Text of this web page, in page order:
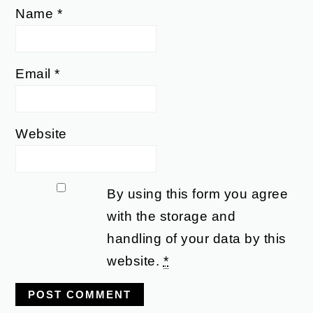
Name *
Email*
Website
By using this form you agree
with the storage and
handling of your data by this
website. *